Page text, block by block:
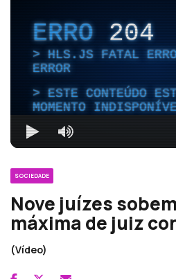
ERRO204
HLS.JS FATAL
ERROR
ESTE CONTEÚDO
MOMENTO
SOCIEDADE
Nove juízes
máxima de juiz
(Vídeo)